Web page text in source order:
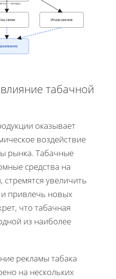
связи Игнор рисков
→ исходы
табачной
оказывает
воздействие
рынка. Табачные
средства на
увеличить
привлечь новых
что табачная
из наиболее
рекламы табака
на нескольких